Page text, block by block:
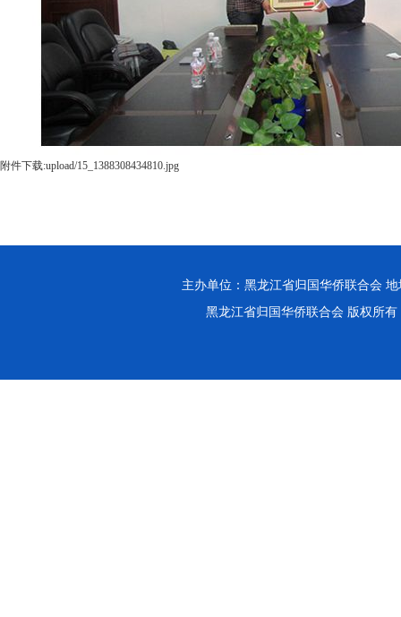
附件下载:upload/15_1388308434810.jpg
主办单位：黑龙江省归国华侨联合会
黑龙江省归国华侨联合会 版权所有